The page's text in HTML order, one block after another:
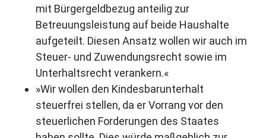
mit Bürgergeldbezug anteilig zur
Betreuungsleistung auf beide Haushalte
aufgeteilt. Diesen Ansatz wollen wir auch im
Steuer- und Zuwendungsrecht sowie im
Unterhaltsrecht verankern.«
»Wir wollen den Kindesbarunterhalt
steuerfrei stellen, da er Vorrang vor den
steuerlichen Forderungen des Staates